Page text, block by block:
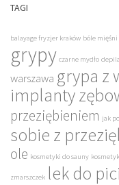
TAGI
balayage fryzjer kraków bóle
grypy czarne mydło
warszawa grypa z
implanty
przeziębieniem jak
sobie z
ole kosmetyki do sauny
zmarszczek lek do